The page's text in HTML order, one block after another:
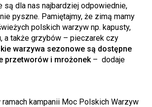
są dla nas najbardziej odpowiednie,
pyszne. Pamiętajmy, że zimą mamy
polskich warzyw np. kapusty,
a także grzybów – pieczarek czy
warzywa sezonowe są dostępne
przetworów i mrożonek – dodaje
ramach kampanii Moc Polskich Warzyw